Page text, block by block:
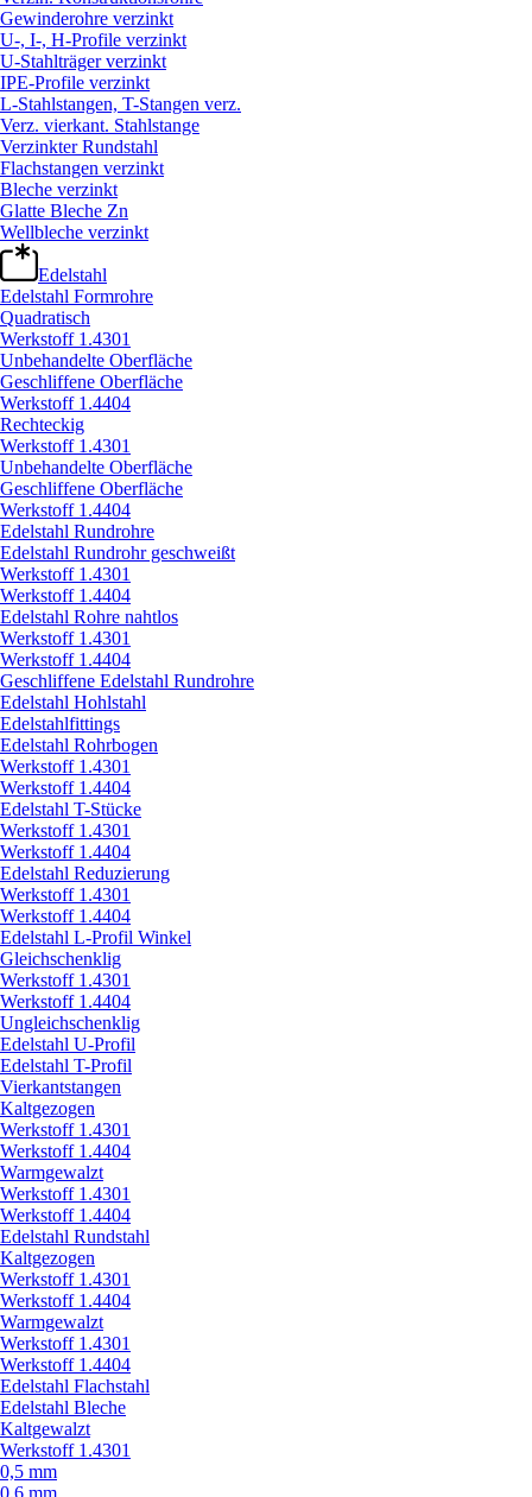
Gewinderohre verzinkt
U-, I-, H-Profile verzinkt
U-Stahlträger verzinkt
IPE-Profile verzinkt
L-Stahlstangen, T-Stangen verz.
Verz. vierkant. Stahlstange
Verzinkter Rundstahl
Flachstangen verzinkt
Bleche verzinkt
Glatte Bleche Zn
Wellbleche verzinkt
Edelstahl
Edelstahl Formrohre
Quadratisch
Werkstoff 1.4301
Unbehandelte Oberfläche
Geschliffene Oberfläche
Werkstoff 1.4404
Rechteckig
Werkstoff 1.4301
Unbehandelte Oberfläche
Geschliffene Oberfläche
Werkstoff 1.4404
Edelstahl Rundrohre
Edelstahl Rundrohr geschweißt
Werkstoff 1.4301
Werkstoff 1.4404
Edelstahl Rohre nahtlos
Werkstoff 1.4301
Werkstoff 1.4404
Geschliffene Edelstahl Rundrohre
Edelstahl Hohlstahl
Edelstahlfittings
Edelstahl Rohrbogen
Werkstoff 1.4301
Werkstoff 1.4404
Edelstahl T-Stücke
Werkstoff 1.4301
Werkstoff 1.4404
Edelstahl Reduzierung
Werkstoff 1.4301
Werkstoff 1.4404
Edelstahl L-Profil Winkel
Gleichschenklig
Werkstoff 1.4301
Werkstoff 1.4404
Ungleichschenklig
Edelstahl U-Profil
Edelstahl T-Profil
Vierkantstangen
Kaltgezogen
Werkstoff 1.4301
Werkstoff 1.4404
Warmgewalzt
Werkstoff 1.4301
Werkstoff 1.4404
Edelstahl Rundstahl
Kaltgezogen
Werkstoff 1.4301
Werkstoff 1.4404
Warmgewalzt
Werkstoff 1.4301
Werkstoff 1.4404
Edelstahl Flachstahl
Edelstahl Bleche
Kaltgewalzt
Werkstoff 1.4301
0,5 mm
0,6 mm